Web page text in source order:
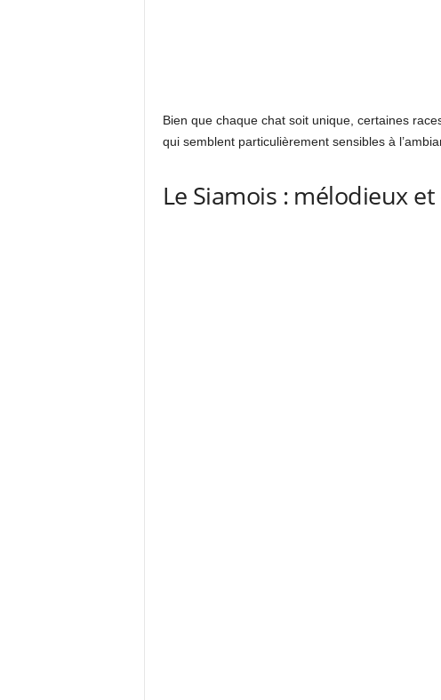
Bien que chaque chat soit unique, certaines
qui semblent particulièrement sensibles à
Le Siamois : mélodieux